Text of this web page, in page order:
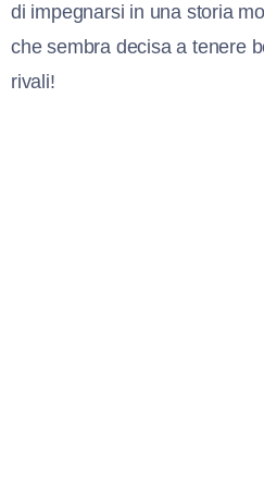
di impegnarsi in una storia
che sembra decisa a tenere
rivali!